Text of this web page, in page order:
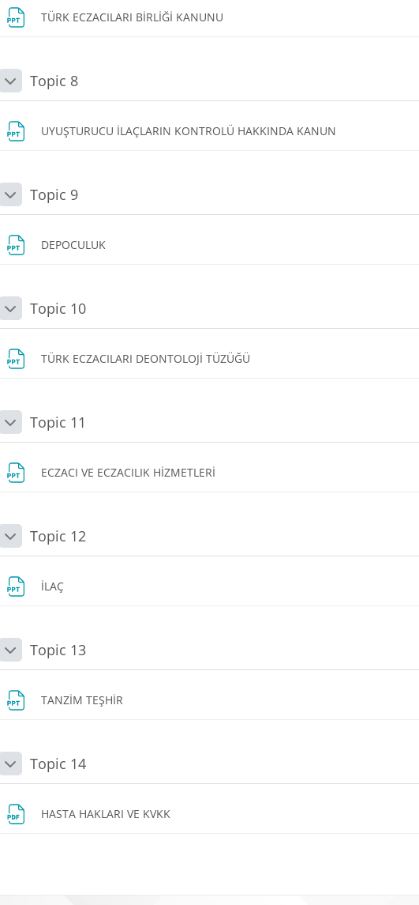
TÜRK ECZACILARI BİRLİĞİ KANUNU
DaraltTopic 8
UYUŞTURUCU İLAÇLARIN KONTROLÜ HAKKINDA KANUN
DaraltTopic 9
DEPOCULUK
DaraltTopic 10
TÜRK ECZACILARI DEONTOLOJİ TÜZÜĞÜ
DaraltTopic 11
ECZACI VE ECZACILIK HİZMETLERİ
DaraltTopic 12
İLAÇ
DaraltTopic 13
TANZİM TEŞHİR
DaraltTopic 14
HASTA HAKLARI VE KVKK